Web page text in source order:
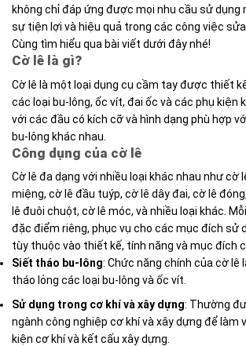
không chỉ đáp ứng được mọi nhu cầu sử dụng
sự tiện lợi và hiệu quả trong các công việc
Cùng tìm hiểu qua bài viết dưới đây nhé!
Cờ lê là gì?
Cờ lê là một loại dụng cụ cầm tay được thiết
các loại bu-lông, ốc vít, đai ốc và các phụ kiện
với các đầu có kích cỡ và hình dạng phù hợp
bu-lông khác nhau.
Công dụng của cờ lê
Cờ lê đa dạng với nhiều loại khác nhau như cờ
miệng, cờ lê đầu tuýp, cờ lê dây đai, cờ lê
lê đuôi chuột, cờ lê móc, và nhiều loại khác.
đặc điểm riêng, phục vụ cho các mục đích sử
tùy thuộc vào thiết kế, tính năng và mục đích
Siết tháo bu-lông: Chức năng chính của cờ lê
tháo lỏng các loại bu-lông và ốc vít.
Sử dụng trong cơ khí và xây dựng: Thường
ngành công nghiệp cơ khí và xây dựng để làm
kiện cơ khí và kết cấu xây dựng.